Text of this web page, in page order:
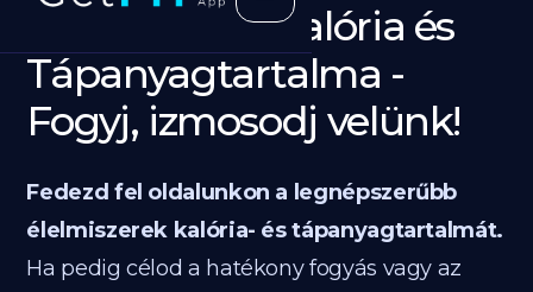
Élelmiszerek Kalória és
Tápanyagtartalma -
Fogyj, izmosodj velünk!
Fedezd fel oldalunkon a legnépszerűbb
élelmiszerek kalória- és tápanyagtartalmát.
Ha pedig célod a hatékony fogyás vagy az